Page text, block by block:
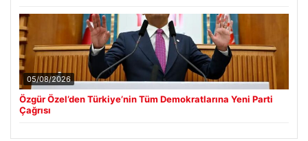
05/08/2026
Özgür Özel’den Türkiye’nin Tüm Demokratlarına Yeni Parti
Çağrısı